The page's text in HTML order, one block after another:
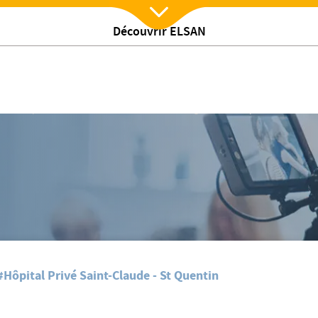
Découvrir ELSAN
Saint Claude
Nx:Afficher menu
/Journée internationale des aides-soignants à l'Hôpital Privé Saint
Privé Saint-Claude - St Quentin